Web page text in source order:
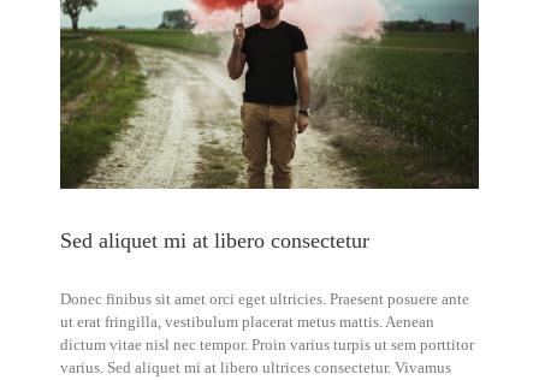
Sed aliquet mi at libero consectetur
Donec finibus sit amet orci eget ultricies. Praesent posuere ante
ut erat fringilla, vestibulum placerat metus mattis. Aenean
dictum vitae nisl nec tempor. Proin varius turpis ut sem porttitor
varius. Sed aliquet mi at libero ultrices consectetur. Vivamus